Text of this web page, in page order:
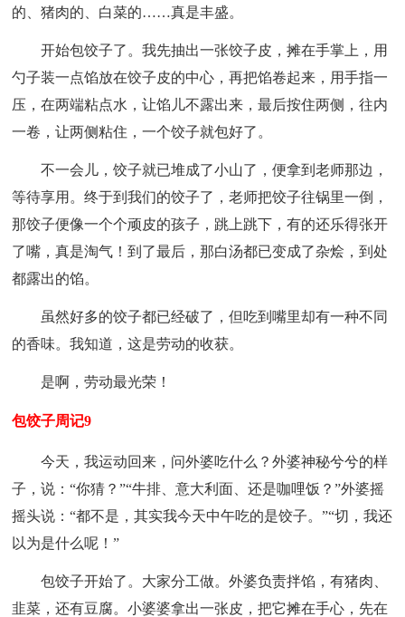
的、猪肉的、白菜的……真是丰盛。
开始包饺子了。我先抽出一张饺子皮，摊在手掌上，用
勺子装一点馅放在饺子皮的中心，再把馅卷起来，用手指一
压，在两端粘点水，让馅儿不露出来，最后按住两侧，往内
一卷，让两侧粘住，一个饺子就包好了。
不一会儿，饺子就已堆成了小山了，便拿到老师那边，
等待享用。终于到我们的饺子了，老师把饺子往锅里一倒，
那饺子便像一个个顽皮的孩子，跳上跳下，有的还乐得张开
了嘴，真是淘气！到了最后，那白汤都已变成了杂烩，到处
都露出的馅。
虽然好多的饺子都已经破了，但吃到嘴里却有一种不同
的香味。我知道，这是劳动的收获。
是啊，劳动最光荣！
包饺子周记9
今天，我运动回来，问外婆吃什么？外婆神秘兮兮的样
子，说：“你猜？”“牛排、意大利面、还是咖哩饭？”外婆摇
摇头说：“都不是，其实我今天中午吃的是饺子。”“切，我还
以为是什么呢！”
包饺子开始了。大家分工做。外婆负责拌馅，有猪肉、
韭菜，还有豆腐。小婆婆拿出一张皮，把它摊在手心，先在